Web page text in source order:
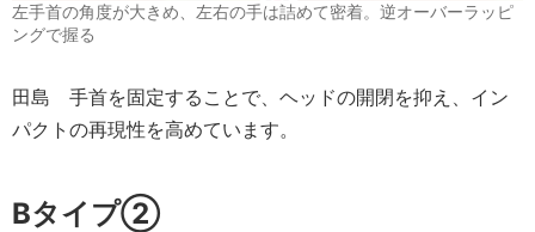
左手首の角度が大きめ、左右の手は詰めて密着。逆オーバーラッピ
ングで握る
田島 手首を固定することで、ヘッドの開閉を抑え、イン
パクトの再現性を高めています。
Bタイプ②